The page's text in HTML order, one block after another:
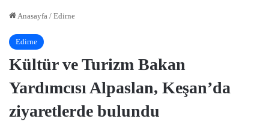
Anasayfa / Edirne
Edirne
Kültür ve Turizm Bakan
Yardımcısı Alpaslan, Keşan’da
ziyaretlerde bulundu